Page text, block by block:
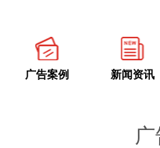
广告案例 新闻资讯